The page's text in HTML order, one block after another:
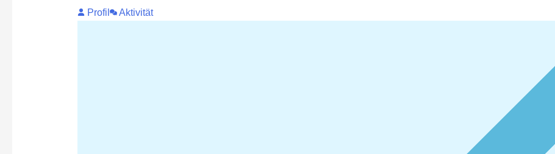
Profil
Aktivität